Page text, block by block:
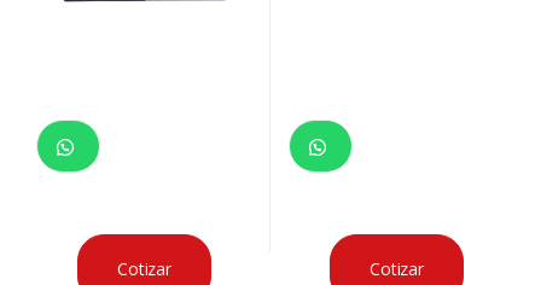
Cotizar Cotizar